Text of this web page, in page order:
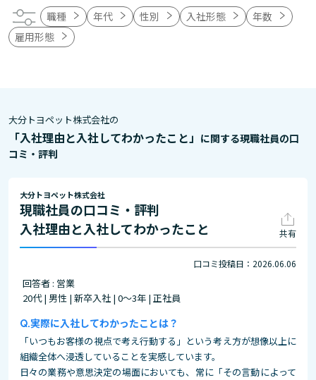
職種 年代 性別 入社形態
年数
雇用形態
大分トヨペット株式会社の
「入社理由と入社してわかったこと」 に関する現職社員の口
コミ・評判
大分トヨペット株式会社
現職社員の口コミ・評判
入社理由と入社してわかったこと
共有
口コミ投稿日：2026.06.06
回答者 : 営業
20代 | 男性 | 新卒入社 | 0～3年 | 正社員
実際に入社してわかったことは？
「いつもお客様の視点で考え行動する」という考え方が想像以上に
組織全体へ浸透していることを実感しています。
日々の業務や意思決定の場面においても、常に「その言動によって